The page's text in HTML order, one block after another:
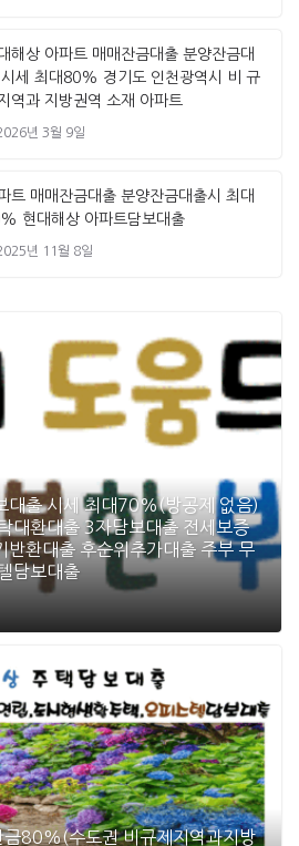
해상 아파트 매매잔금대출 분양잔금대
세 최대80% 경기도 인천광역시 비 규
역과 지방권역 소재 아파트
년 3월 9일
트 매매잔금대출 분양잔금대출시 최대
현대해상 아파트담보대출
년 11월 8일
대출 시세 최대70%(방공제 없음)
대환대출 3자담보대출 전세보증
반환대출 후순위추가대출 주부 무
담보대출
금80%(수도권 비규제지역과지방